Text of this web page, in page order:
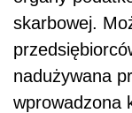
skarbowej.
nadużywana
wprowadzona